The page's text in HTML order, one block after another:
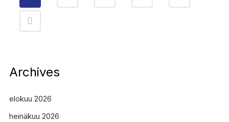
Archives
elokuu 2026
heinäkuu 2026